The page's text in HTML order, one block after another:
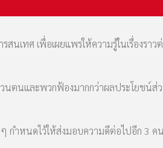
เทศ เพื่อเผยแพร่ให้ความรู้ในเรื่องรา
นตนและพวกฟ้องมากกว่าผลประโยช
กำหนดไว้ให้ส่งมอบความดีต่อไปอีก 3